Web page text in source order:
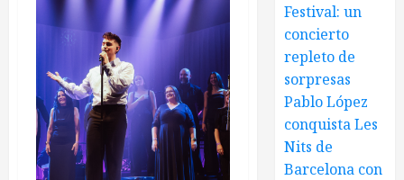
Festival: un
concierto
repleto de
sorpresas
Pablo López
conquista Les
Nits de
Barcelona con